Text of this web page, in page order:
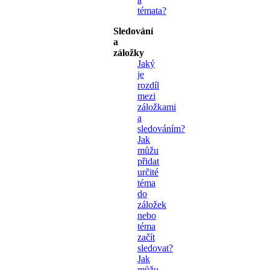
témata?
Sledování
a
záložky
Jaký
je
rozdíl
mezi
záložkami
a
sledováním?
Jak
můžu
přidat
určité
téma
do
záložek
nebo
téma
začít
sledovat?
Jak